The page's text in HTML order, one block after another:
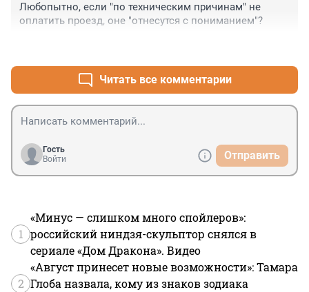
Любопытно, если "по техническим причинам" не
оплатить проезд, оне "отнесутся с пониманием"?
Читать все комментарии
Гость
Войти
Отправить
1
«Минус — слишком много спойлеров»:
российский ниндзя-скульптор снялся в
сериале «Дом Дракона». Видео
2
«Август принесет новые возможности»: Тамара
Глоба назвала, кому из знаков зодиака